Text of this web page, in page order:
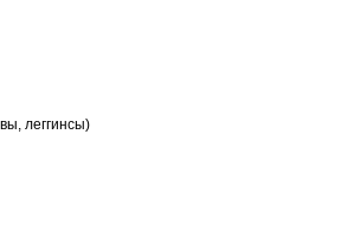
леггинсы)